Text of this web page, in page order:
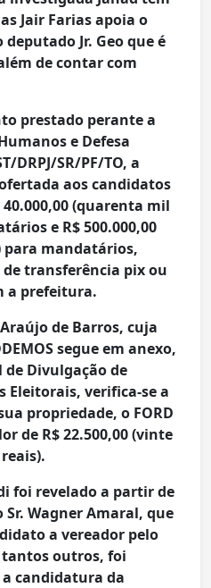
Jair Farias apoia o
Jr. Geo que é
de contar com
prestado perante a
e Defesa
DRPJ/SR/PF/TO, a
aos candidatos
(quarenta mil
e R$ 500.000,00
mandatários,
transferência pix ou
a prefeitura.
de Barros, cuja
segue em anexo,
Divulgação de
Eleitorais, verifica-se a
propriedade, o FORD
de R$ 22.500,00 (vinte
foi revelado a partir de
Wagner Amaral, que
a vereador pelo
tantos outros, foi
a candidatura da